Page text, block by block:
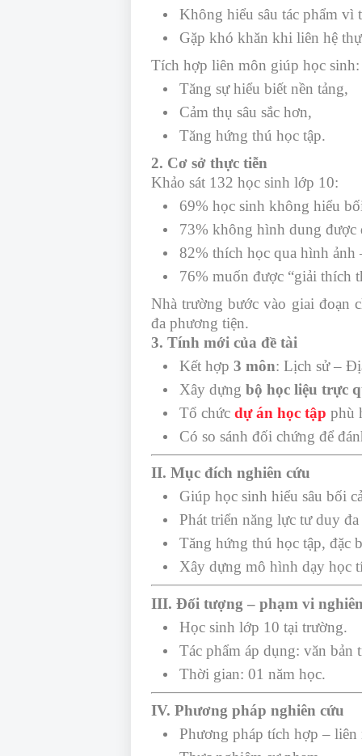
Không hiểu sâu tác phẩm vì
Gặp khó khăn khi liên hệ
Tích hợp liên môn giúp học sinh:
Tăng sự hiểu biết nền tảng,
Cảm thụ sâu sắc hơn,
Tăng hứng thú học tập.
2. Cơ sở thực tiễn
Khảo sát 132 học sinh lớp 10:
69% học sinh không hiểu
73% không hình dung
82% thích học qua hình ảnh
76% muốn được “giải thích
Nhà trường bước vào giai đoạn
đa phương tiện.
3. Tính mới của đề tài
Kết hợp 3 môn: Lịch sử –
Xây dựng bộ học liệu trực
Tổ chức dự án học tập phù
Có so sánh đối chứng để
II. Mục đích nghiên cứu
Giúp học sinh hiểu sâu bối
Phát triển năng lực tư duy
Tăng hứng thú học tập, đặc
Xây dựng mô hình dạy học
III. Đối tượng – phạm vi
Học sinh lớp 10 tại trường.
Tác phẩm áp dụng: văn
Thời gian: 01 năm học.
IV. Phương pháp nghiên cứu
Phương pháp tích hợp – liên